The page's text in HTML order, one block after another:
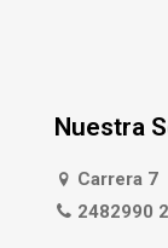
Nuestra
Carrera 7
2482990